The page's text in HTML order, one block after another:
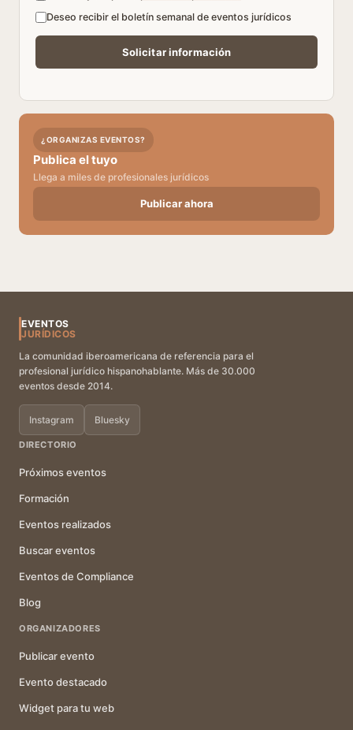
Deseo recibir el boletín semanal de eventos jurídicos
¿ORGANIZAS EVENTOS?
Publica el tuyo
Llega a miles de profesionales jurídicos
Publicar ahora
EVENTOS
JURÍDICOS
La comunidad iberoamericana de referencia para el
profesional jurídico hispanohablante. Más de 30.000
eventos desde 2014.
Instagram Bluesky
DIRECTORIO
Próximos eventos
Formación
Eventos realizados
Buscar eventos
Eventos de Compliance
Blog
ORGANIZADORES
Publicar evento
Evento destacado
Widget para tu web